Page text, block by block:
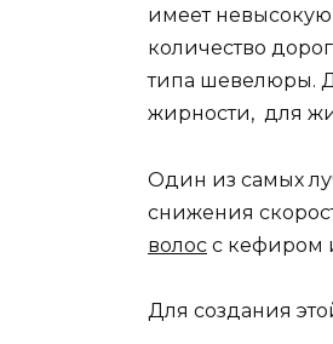
имеет
количество
типа шевелюры.
жирности, для
Один из самых
снижения
волос с кефиром
Для создания